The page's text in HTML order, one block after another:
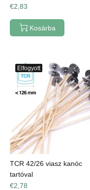
€2,83
Kosárba
Elfogyott
TCR 42/26 viasz kanóc
tartóval
€2,78